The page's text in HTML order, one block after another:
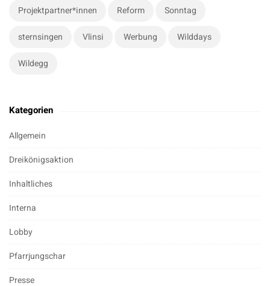
Projektpartner*innen Reform Sonntag
sternsingen Vlinsi Werbung Wilddays
Wildegg
Kategorien
Allgemein
Dreikönigsaktion
Inhaltliches
Interna
Lobby
Pfarrjungschar
Presse